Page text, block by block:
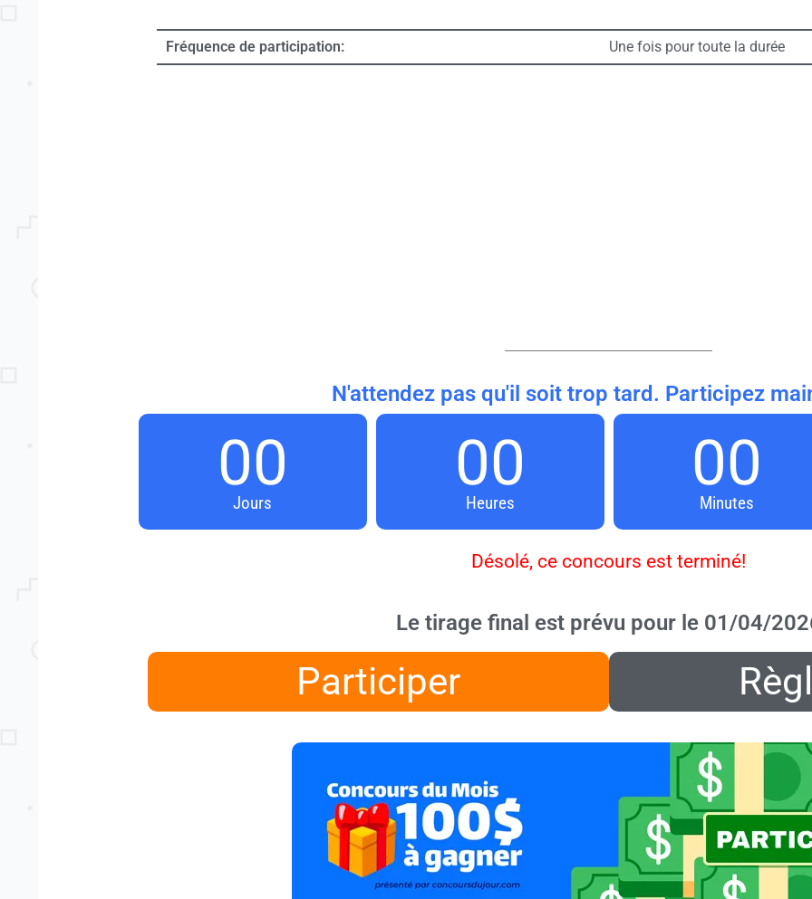
Fréquence de participation: Une fois pour toute la durée
N'attendez pas qu'il soit trop tard. Participez
00
Jours
00
Heures
00
Minutes
Désolé, ce concours est terminé!
Le tirage final est prévu pour le 01/04/
Participer